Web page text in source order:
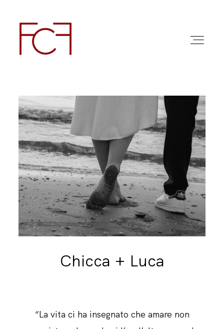
ABOUT ME
FOTO
COMMERCIAL WORK
FAQ
CONTATTAMIChicca + Luca
“La vita ci ha insegnato che amare non